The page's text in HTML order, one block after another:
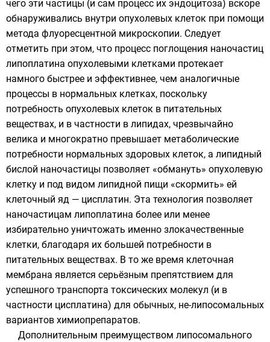
чего эти частицы (и сам процесс их эндоцитоза) вскоре
обнаруживались внутри опухолевых клеток при помощи
метода флуоресцентной микроскопии. Следует
отметить при этом, что процесс поглощения наночастиц
липоплатина опухолевыми клетками протекает
намного быстрее и эффективнее, чем аналогичные
процессы в нормальных клетках, поскольку
потребность опухолевых клеток в питательных
веществах, и в частности в липидах, чрезвычайно
велика и многократно превышает метаболические
потребности нормальных здоровых клеток, а липидный
бислой наночастицы позволяет «обмануть» опухолевую
клетку и под видом липидной пищи «скормить» ей
клеточный яд — цисплатин. Эта технология позволяет
наночастицам липоплатина более или менее
избирательно уничтожать именно злокачественные
клетки, благодаря их большей потребности в
питательных веществах. В то же время клеточная
мембрана является серьёзным препятствием для
успешного транспорта токсических молекул (и в
частности цисплатина) для обычных, не-липосомальных
вариантов химиопрепаратов.
Дополнительным преимуществом липосомального